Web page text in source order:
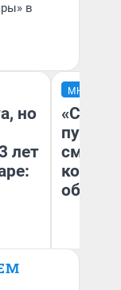
в
но
лет
МНЕНИЕ